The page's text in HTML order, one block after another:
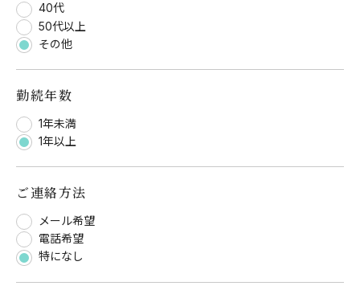
40代
50代以上
その他
勤続年数
1年未満
1年以上
ご連絡方法
メール希望
電話希望
特になし